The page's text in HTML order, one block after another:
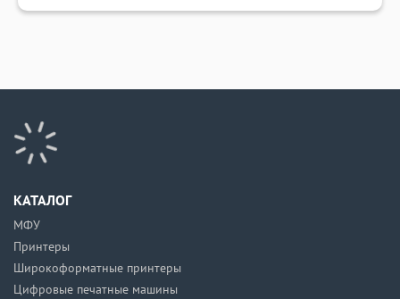
КАТАЛОГ
МФУ
Принтеры
Широкоформатные принтеры
Цифровые печатные машины